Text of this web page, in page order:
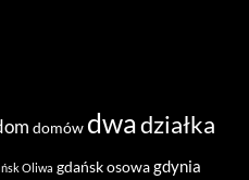
domów dwadziałka
Oliwa gdańsk osowagdynia